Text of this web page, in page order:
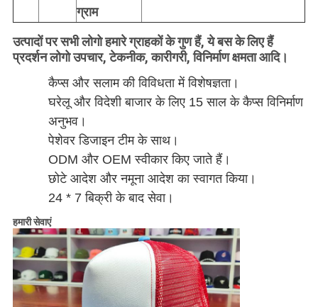
ग्राम
उत्पादों पर सभी लोगो हमारे ग्राहकों के गुण हैं, ये बस के लिए हैं
प्रदर्शन लोगो उपचार, टेकनीक, कारीगरी, विनिर्माण क्षमता आदि।
कैप्स और सलाम की विविधता में विशेषज्ञता।
घरेलू और विदेशी बाजार के लिए 15 साल के कैप्स विनिर्माण
अनुभव।
पेशेवर डिजाइन टीम के साथ।
ODM और OEM स्वीकार किए जाते हैं।
छोटे आदेश और नमूना आदेश का स्वागत किया।
24 * 7 बिक्री के बाद सेवा।
हमारी सेवाएं